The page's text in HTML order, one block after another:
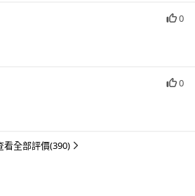
0
0
看全部評價(390)